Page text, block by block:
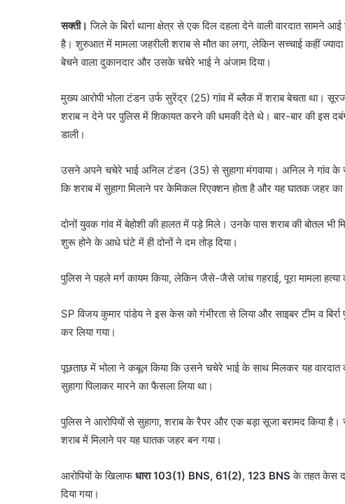
सक्ती। जिले के बिर्रा थाना क्षेत्र से एक दिल दहला देने वाली वारदात सामने
है। शुरुआत में मामला जहरीली शराब से मौत का लगा, लेकिन सच्चाई कहीं
बेचने वाला दुकानदार और उसके चचेरे भाई ने अंजाम दिया।
मुख्य आरोपी भोला टंडन उर्फ सुरेंद्र (25) गांव में ब्लैक में शराब बेचता था।
शराब न देने पर पुलिस में शिकायत करने की धमकी देते थे। बार-बार की इस
डाली।
उसने अपने चचेरे भाई अनिल टंडन (35) से सुहागा मंगवाया। अनिल ने गांव
कि शराब में सुहागा मिलाने पर केमिकल रिएक्शन होता है और यह घातक जहर
दोनों युवक गांव में बेहोशी की हालत में पड़े मिले। उनके पास शराब की बोतल
शुरू होने के आधे घंटे में ही दोनों ने दम तोड़ दिया।
पुलिस ने पहले मर्ग कायम किया, लेकिन जैसे-जैसे जांच गहराई, पूरा मामला
SP विजय कुमार पांडेय ने इस केस को गंभीरता से लिया और साइबर टीम व
कर लिया गया।
पूछताछ में भोला ने कबूल किया कि उसने चचेरे भाई के साथ मिलकर यह
सुहागा पिलाकर मारने का फैसला लिया था।
पुलिस ने आरोपियों से सुहागा, शराब के रैपर और एक बड़ा सूजा बरामद किया
शराब में मिलाने पर यह घातक जहर बन गया।
आरोपियों के खिलाफधारा 103(1) BNS, 61(2), 123 BNS के तहत केस
दिया गया।